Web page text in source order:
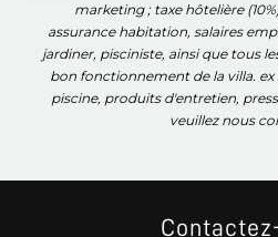
marketing ; taxe hôtelière
assurance habitation, salaires
jardiner, pisciniste, ainsi que tous
bon fonctionnement de la villa.
piscine, produits d'entretien,
veuillez nous